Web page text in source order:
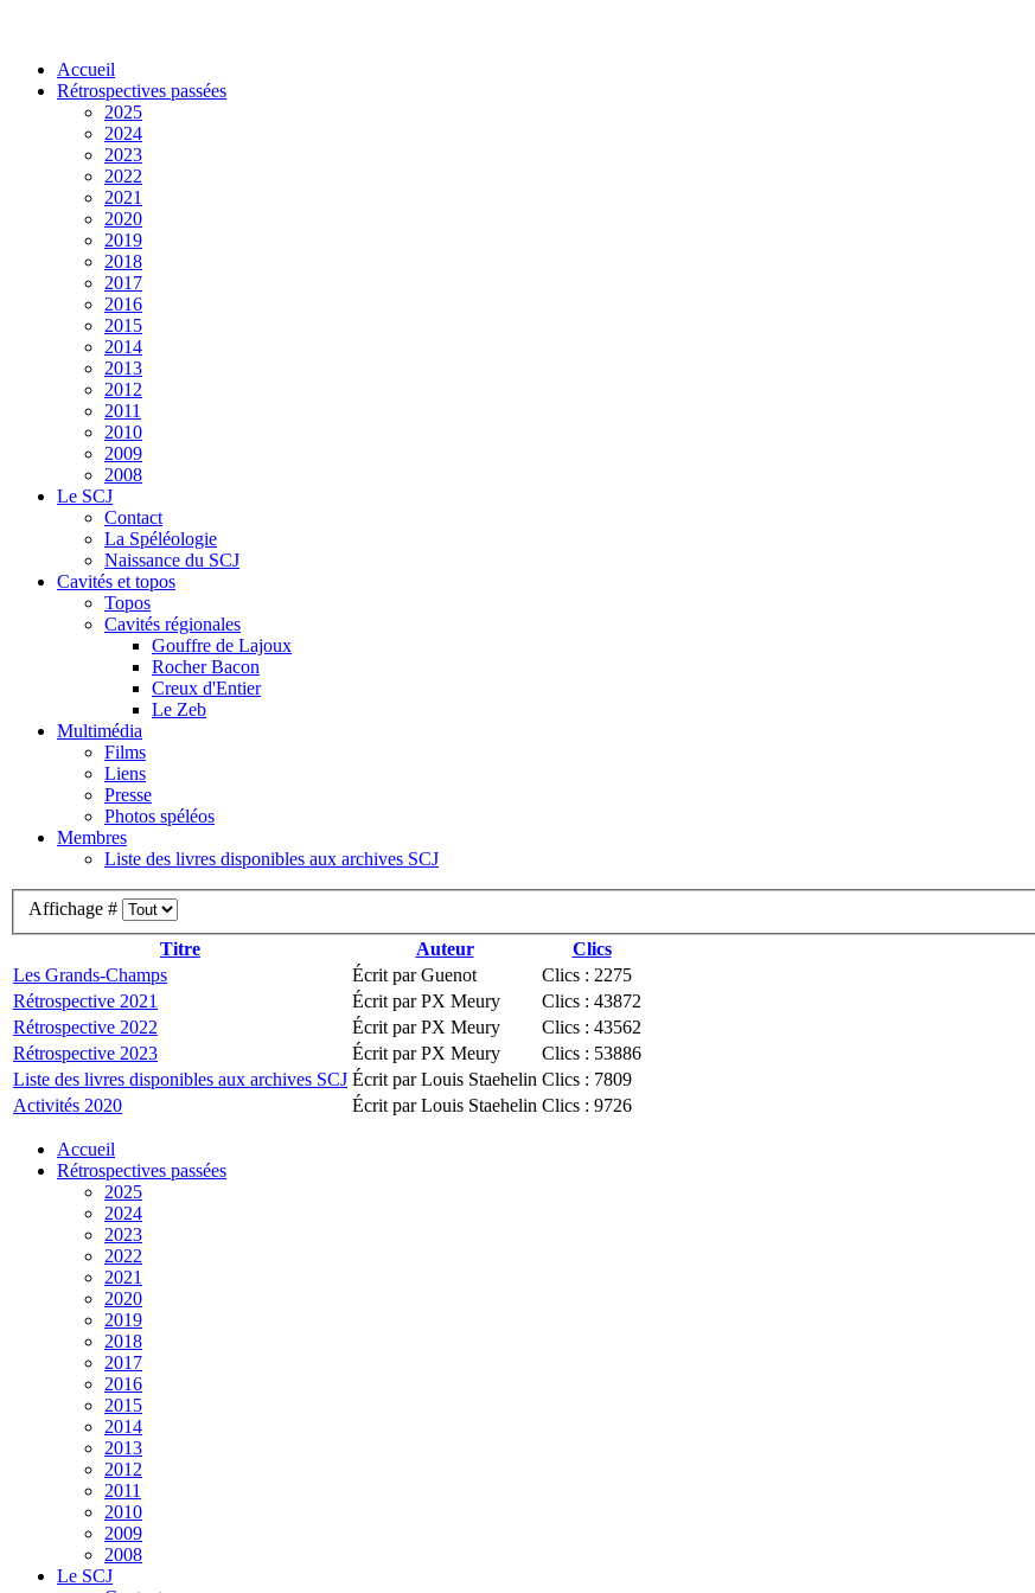
Accueil
Rétrospectives passées
2025
2024
2023
2022
2021
2020
2019
2018
2017
2016
2015
2014
2013
2012
2011
2010
2009
2008
Le SCJ
Contact
La Spéléologie
Naissance du SCJ
Cavités et topos
Topos
Cavités régionales
Gouffre de Lajoux
Rocher Bacon
Creux d'Entier
Le Zeb
Multimédia
Films
Liens
Presse
Photos spéléos
Membres
Liste des livres disponibles aux archives SCJ
Affichage #
Titre
Auteur
Clics
Les Grands-Champs
Écrit par Guenot
Clics : 2275
Rétrospective 2021
Écrit par PX Meury
Clics : 43872
Rétrospective 2022
Écrit par PX Meury
Clics : 43562
Rétrospective 2023
Écrit par PX Meury
Clics : 53886
Liste des livres disponibles aux archives SCJ Écrit par Louis Staehelin Clics : 7809
Activités 2020
Écrit par Louis Staehelin Clics : 9726
Accueil
Rétrospectives passées
2025
2024
2023
2022
2021
2020
2019
2018
2017
2016
2015
2014
2013
2012
2011
2010
2009
2008
Le SCJ